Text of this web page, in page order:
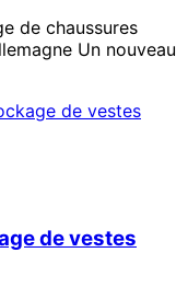
de chaussures
Un nouveau
de vestes